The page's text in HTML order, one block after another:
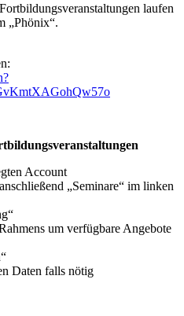
laufen
„Phönix“.
Account
„Seminare“ im linken
um verfügbare Angebote
Daten falls nötig